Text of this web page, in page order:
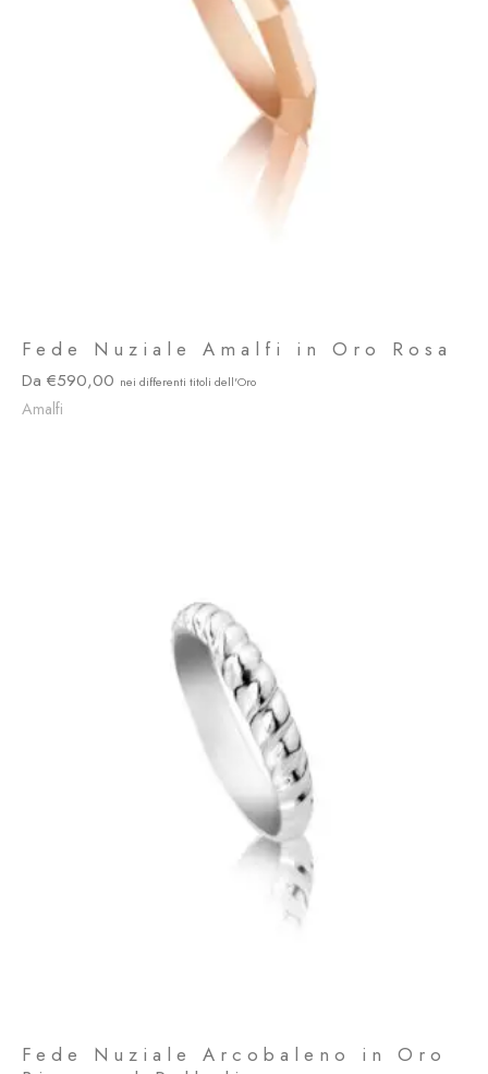
Fede Nuziale Amalfi in Oro Rosa
590,00
Amalfi
Fede Nuziale Arcobaleno in Oro